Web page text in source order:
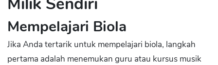
Mempelajari Biola
Jika Anda tertarik untuk mempelajari biola, langkah
pertama adalah menemukan guru atau kursus musik